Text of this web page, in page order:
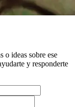
o ideas sobre ese
y responderte